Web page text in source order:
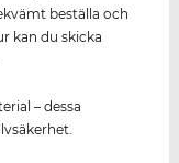
beställa och
kan du skicka
– dessa